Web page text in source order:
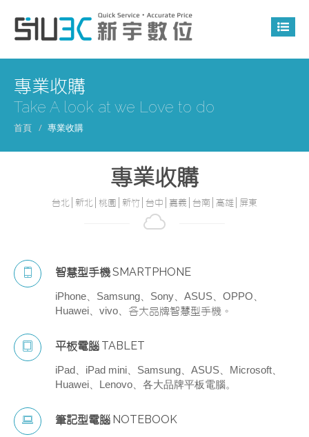
專業收購
Take A look at we Love to do
首頁 專業收購
專業收購
台北│新北│桃園│新竹│台中│嘉義│台南│高雄│屏東
智慧型手機 SMARTPHONE
iPhone、Samsung、Sony、ASUS、OPPO、
Huawei、vivo、
各大品牌智慧型手機。
平板電腦 TABLET
iPad、iPad mini、Samsung、ASUS、Microsoft、
Huawei、Lenovo、 各大品牌平板電腦。
筆記型電腦 NOTEBOOK